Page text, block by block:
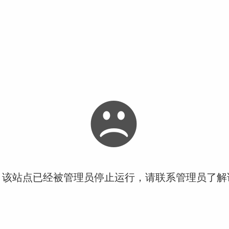
站点已经被管理员停止运行，请联系管理员了